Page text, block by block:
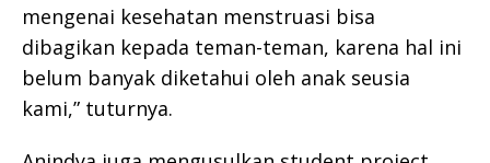
mengenai kesehatan menstruasi bisa
dibagikan kepada teman-teman, karena hal ini
belum banyak diketahui oleh anak seusia
kami,” tuturnya.